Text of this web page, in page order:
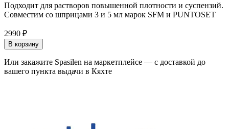
Подходит для растворов повышенной плотности и суспензий.
Совместим со шприцами 3 и 5 мл марок SFM и PUNTOSET
2990 ₽
В корзину
Или закажите Spasilen на маркетплейсе — с доставкой до
вашего пункта выдачи в Кяхте